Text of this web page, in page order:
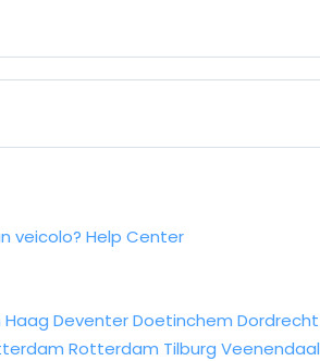
veicolo? Help Center
Haag DeventerDoetinchem Dordrecht
Rotterdam Tilburg Veenendaal